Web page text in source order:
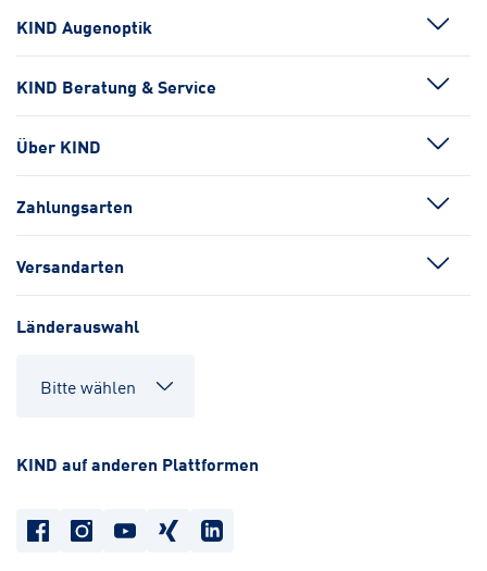
KIND Augenoptik
KIND Beratung & Service
Über KIND
Zahlungsarten
Versandarten
Länderauswahl
KIND auf anderen Plattformen